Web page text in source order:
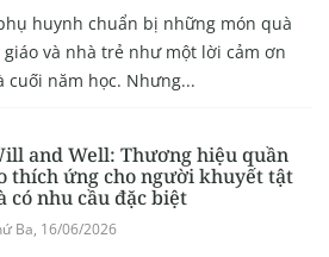
huynh chuẩn bị những món quà
và nhà trẻ như một lời cảm ơn
năm học. Nhưng...
and Well: Thương hiệu quần
thích ứng cho người khuyết tật
có nhu cầu đặc biệt
Ba, 16/06/2026